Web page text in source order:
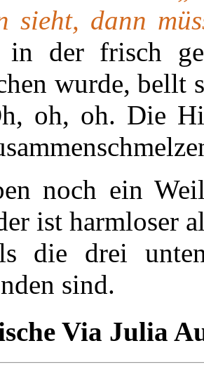
sieht, dann
in der frisch
wurde, bellt
oh, oh. Die
noch ein
ist harmloser
die drei
sind.
Via Julia